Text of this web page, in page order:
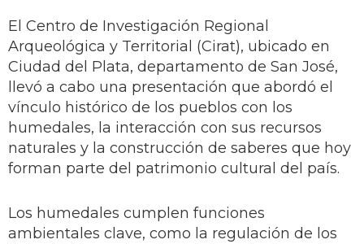
El Centro de Investigación Regional
Arqueológica y Territorial (Cirat), ubicado en
Ciudad del Plata, departamento de San José,
llevó a cabo una presentación que abordó el
vínculo histórico de los pueblos con los
humedales, la interacción con sus recursos
naturales y la construcción de saberes que hoy
forman parte del patrimonio cultural del país.
Los humedales cumplen funciones
ambientales clave, como la regulación de los